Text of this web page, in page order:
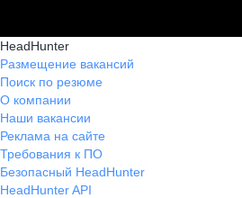
HeadHunter
Размещение вакансий
Поиск по резюме
О компании
Наши вакансии
Реклама на сайте
Требования к ПО
Безопасный HeadHunter
HeadHunter API